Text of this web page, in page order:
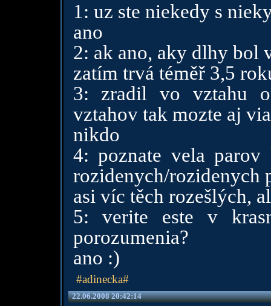
1: uz ste niekedy s
ano
2: ak ano, aky dlhy bol
zatím trvá téměř 3,5
3: zradil vo vztahu
vztahov tak mozte aj
nikdo
4: poznate vela
rozidenych/rozidenych
asi víc těch rozešlých,
5: verite este v
porozumenia?
ano :)
#adinecka#
22.06.2008 20:42:14